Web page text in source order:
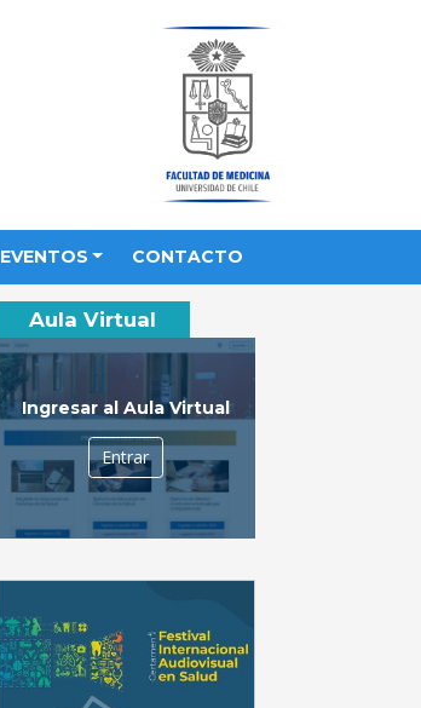
EVENTOS CONTACTO
Aula Virtual
Ingresar al Aula Virtual
Entrar